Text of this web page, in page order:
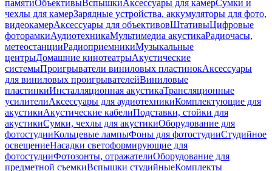
памятиОбъективыВспышкиАксессуары для камерСумки и
чехлы для камерЗарядные устройства, аккумуляторы для фото,
видеокамерАксессуары для объективовШтативыЦифровые
фоторамкиАудиотехникаМультимедиа акустикаРадиочасы,
метеостанцииРадиоприемникиМузыкальные
центрыДомашние кинотеатрыАкустические
системыПроигрыватели виниловых пластинокАксессуары
для виниловых проигрывателейВиниловые
пластинкиИнсталляционная акустикаТрансляционные
усилителиАксессуары для аудиотехникиКомплектующие для
акустикиАкустические кабелиПодставки, стойки для
акустикиСумки, чехлы для акустикиОборудование для
фотостудииКольцевые лампыФоны для фотостудииСтудийное
освещениеНасадки светоформирующие для
фотостудииФотозонты, отражателиОборудование для
предметной съемкиВспышки студийныеКомплекты